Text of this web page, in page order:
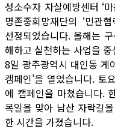
성소수자 자살예방센터 ‘
명존중희망재단의 ‘민관
선정되었습니다. 올해는
해하고 실천하는 사업을
8일 광주광역시 대인동 게
캠페인’을 열었습니다. 토
에 캠페인을 마쳤습니다.
목일을 맞아 남산 자락길
한 시간을 가졌습니다.